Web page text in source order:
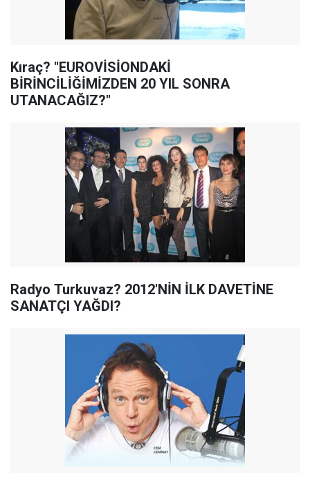
Kıraç? "EUROVİSİONDAKİ
BİRİNCİLİĞİMİZDEN 20 YIL SONRA
UTANACAĞIZ?"
Radyo Turkuvaz? 2012'NİN İLK DAVETİNE
SANATÇI YAĞDI?